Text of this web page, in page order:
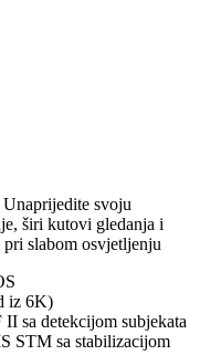
svoju
širi kutovi gledanja i
slabom osvjetljenju
iz 6K)
sa detekcijom subjekata
STM sa stabilizacijom